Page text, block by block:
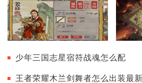
少年三国志星宿符战魂怎么配
王者荣耀木兰剑舞者怎么出装最新